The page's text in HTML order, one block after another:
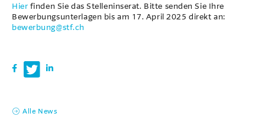
Hier finden Sie das Stelleninserat. Bitte senden Sie Ihre
Bewerbungsunterlagen bis am 17. April 2025 direkt an:
bewerbung@stf.ch
Alle News